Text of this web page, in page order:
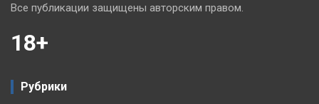
Все публикации защищены авторским правом.
18+
Рубрики